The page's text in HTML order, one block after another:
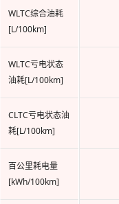
WLTC综合油耗
[L/100km]
WLTC亏电状态
油耗[L/100km]
CLTC亏电状态油
耗[L/100km]
百公里耗电量
[kWh/100km]